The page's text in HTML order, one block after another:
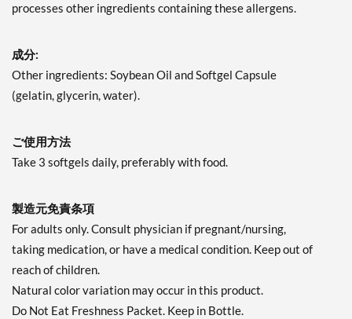
processes other ingredients containing these allergens.
成分:
Other ingredients: Soybean Oil and Softgel Capsule
(gelatin, glycerin, water).
ご使用方法
Take 3 softgels daily, preferably with food.
製造元免責条項
For adults only. Consult physician if pregnant/nursing,
taking medication, or have a medical condition. Keep out of
reach of children.
Natural color variation may occur in this product.
Do Not Eat Freshness Packet. Keep in Bottle.